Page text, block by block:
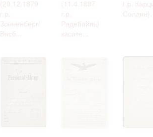
(20.12.1879
г.р.
Зонненберг/
Висб...
(11.4.1887
г.р.
Радебойль)
касате...
г.р.
Солдин).